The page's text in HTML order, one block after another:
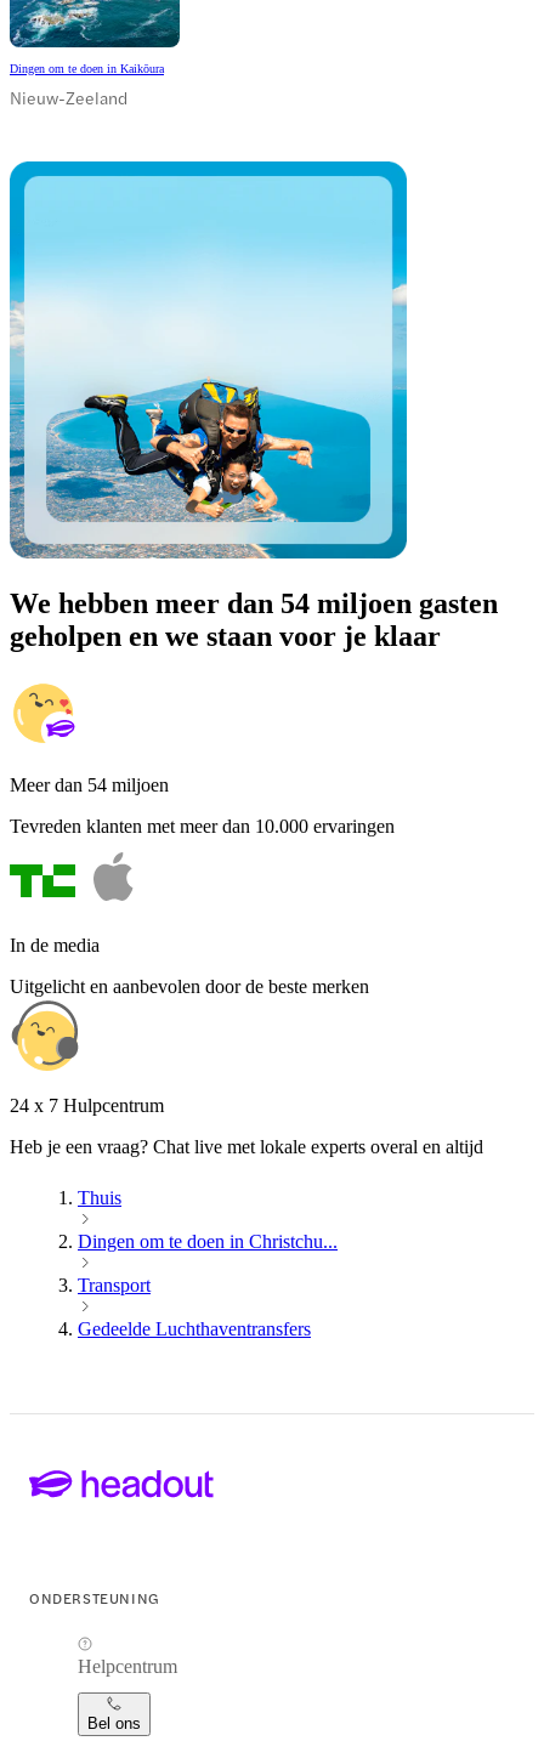
Dingen om te doen in Kaikōura
Nieuw-Zeeland
We hebben meer dan 54 miljoen gasten
geholpen en we staan voor je klaar
Meer dan 54 miljoen
Tevreden klanten met meer dan 10.000 ervaringen
In de media
Uitgelicht en aanbevolen door de beste merken
24 x 7 Hulpcentrum
Heb je een vraag? Chat live met lokale experts overal en altijd
Thuis
Dingen om te doen in Christchu...
Transport
Gedeelde Luchthaventransfers
ONDERSTEUNING
Helpcentrum
Bel ons